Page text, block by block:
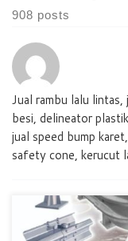
908 posts
Jual rambu lalu
besi, delineator
jual speed bump
safety cone, kerucut